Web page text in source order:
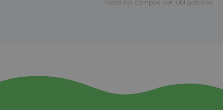
Todos los campos son obligatorios